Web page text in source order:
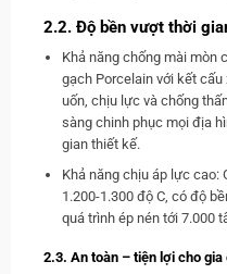
2.2. Độ bền vượt thời
Khả năng chống mài mòn
gạch Porcelain với kết
uốn, chịu lực và chống
sàng chinh phục mọi địa
gian thiết kế.
Khả năng chịu áp lực
1.200-1.300 độ C, có độ
quá trình ép nén tới 7.000
2.3. An toàn – tiện lợi cho gia